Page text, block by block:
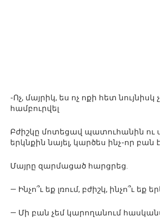
-Ոչ, մայրիկ, ես ոչ ոքի հետ նույնիսկ
համբուրվել
Բժիշկը մոտեցավ պատուհանին ու
երկնքին նայել, կարծես ինչ-որ բան
Մայրը զարմացած հարցրեց.
— Ինչո՞ւ եք լռում, բժիշկ, ինչո՞ւ եք
— Մի բան չեմ կարողանում